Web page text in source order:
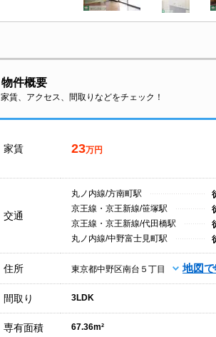
物件概要
家賃、アクセス、間取りなどをチェック！
家賃 23万円
交通
丸ノ内線/方南町駅
京王線・京王新線/笹塚駅
京王線・京王新線/代田橋駅
丸ノ内線/中野富士見町駅
住所 東京都中野区南台５丁目 地図
間取り 3LDK
専有面積 67.36m²